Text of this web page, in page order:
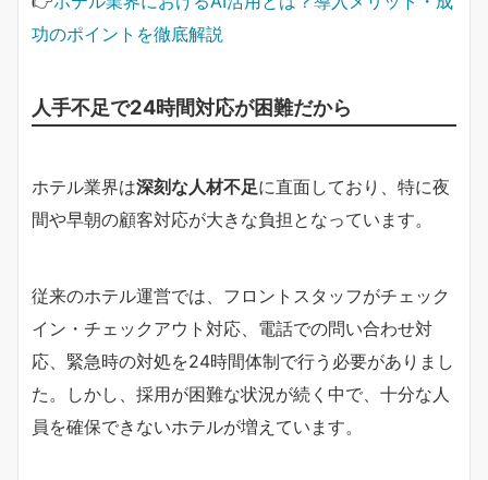
功のポイントを徹底解説
人手不足で24時間対応が困難だから
ホテル業界は深刻な人材不足に直面しており、特に夜
間や早朝の顧客対応が大きな負担となっています。
従来のホテル運営では、フロントスタッフがチェック
イン・チェックアウト対応、電話での問い合わせ対
応、緊急時の対処を24時間体制で行う必要がありまし
た。しかし、採用が困難な状況が続く中で、十分な人
員を確保できないホテルが増えています。